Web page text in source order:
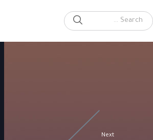
Search for:
SEARCH
Next